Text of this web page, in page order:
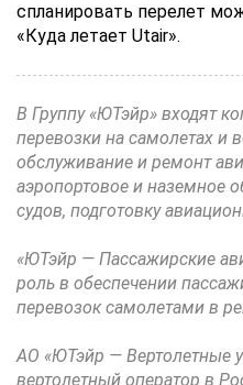
спланировать перелет
«Куда летает Utair».
В Группу «ЮТэйр» входят
перевозки на самолетах и
обслуживание и ремонт
аэропортовое и наземное
судов, подготовку
«ЮТэйр — Пассажирские
роль в обеспечении
перевозок самолетами в
АО «ЮТэйр — Вертолетные
вертолетный оператор в